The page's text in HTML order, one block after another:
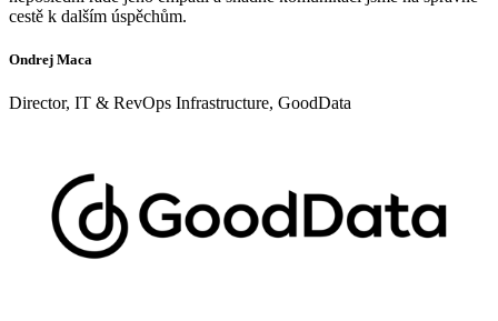
cestě k dalším úspěchům.
Ondrej Maca
Director, IT & RevOps Infrastructure, GoodData